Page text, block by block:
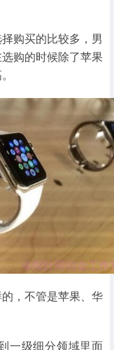
购买的比较多，男
购的时候除了苹果
，不管是苹果、华
一级细分领域里面